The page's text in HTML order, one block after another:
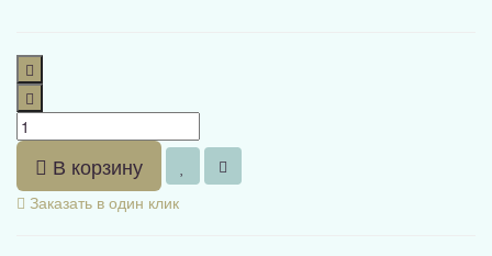
В корзину
Заказать в один клик